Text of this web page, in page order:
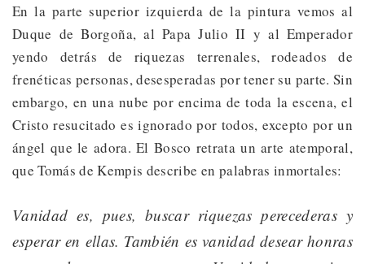
En la parte superior izquierda de la pintura vemos al
Duque de Borgoña, al Papa Julio II y al Emperador
yendo detrás de riquezas terrenales, rodeados de
frenéticas personas, desesperadas por tener su parte. Sin
embargo, en una nube por encima de toda la escena, el
Cristo resucitado es ignorado por todos, excepto por un
ángel que le adora. El Bosco retrata un arte atemporal,
que Tomás de Kempis describe en palabras inmortales:
Vanidad es, pues, buscar riquezas perecederas y
esperar en ellas. También es vanidad desear honras